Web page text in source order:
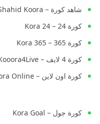
شاهد كورة – Shahid Koora
كورة 24 – Kora 24
كورة 365 – Kora 365
كورة 4 لايف – Kooora4Live
كورة اون لاين – Kora Online
كورة جول – Kora Goal